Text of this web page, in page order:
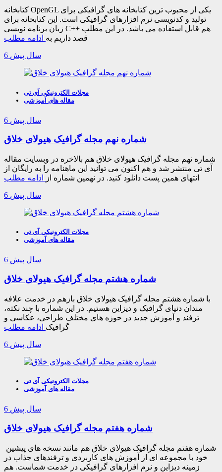
کتابخانه OpenGL یکی از محبوب ترین کتابخانه های گرافیکی برای
تولید و کدنویسی نرم افزارهای گرافیکی است. این کتابخانه برای
زبان برنامه نویسی C++ هم قابل استفاده می باشد. در این مطلب
قصد داریم به ادامه مطلب
6 سال پیش
مجلات الکترونیکی آی تی
مقاله های آموزشی
6 سال پیش
شماره نهم مجله گرافیک هیولای خلاق
شماره نهم مجله گرافیک هیولای خلاق هم بالاخره در وبسایت مقاله
آی تی منتشر شد و هم اکنون می توانید این ماهنامه را به رایگان از
انتهای همین پست دانلود کنید. در نهمین شماره از
ادامه مطلب
6 سال پیش
مجلات الکترونیکی آی تی
مقاله های آموزشی
6 سال پیش
شماره هشتم مجله گرافیک هیولای خلاق
با شماره هشتم مجله گرافیک هیولای خلاق بازهم در خدمت علافه
مندان دنیای گرافیک و دیزاین هستیم. در این شماره با چند نکته،
ترفند و آموزش جدید در حوزه های مختلف طراحی، عکاسی و
گرافیک ادامه مطلب
6 سال پیش
مجلات الکترونیکی آی تی
مقاله های آموزشی
6 سال پیش
شماره هفتم مجله گرافیک هیولای خلاق
خود با مجموعه ای از آموزش های کاربردی و ترفندهای جذاب در
زمینه دیزاین و نرم افزارهای گرافیکی در خدمت شماست. هم